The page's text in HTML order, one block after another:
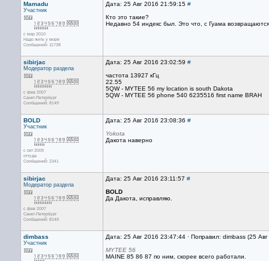
Mamadu
Участник
с мар 2010
Надо жить у моря
Сообщений: 11738
Дата: 25 Авг 2016 21:59:15 #
Кто это такие?
Недавно 54 индекс был. Это что, с Гуама
sibirjac
Модератор раздела
с фев 2007
Санкт-Петербург
Сообщений: 8149
Дата: 25 Авг 2016 23:02:59 #
частота 13927 кГц
22.55
5QW - MYTEE 56 my location is south Dakota
5QW - MYTEE 56 phone 540 6235516 first name BRAH
BOLD
Участник
с окт 2009
оттуда
Сообщений: 2341
Дата: 25 Авг 2016 23:08:36 #
Yokota
Дакота наверно
sibirjac
Модератор раздела
с фев 2007
Санкт-Петербург
Сообщений: 8149
Дата: 25 Авг 2016 23:11:57 #
BOLD
Да Дакота, исправляю.
dimbass
Участник
Дата: 25 Авг 2016 23:47:44 · Поправил: dimbass (25
MYTEE 56
MAINE 85 86 87 по ним, скорее всего работали.